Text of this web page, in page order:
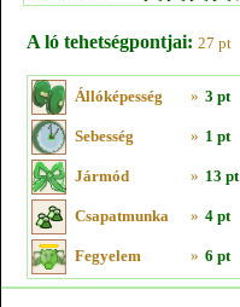
A ló tehetségpontjai: 27 pt
Állóképesség » 3 pt
Sebesség » 1 pt
Jármód » 13 pt
Csapatmunka » 4 pt
Fegyelem » 6 pt